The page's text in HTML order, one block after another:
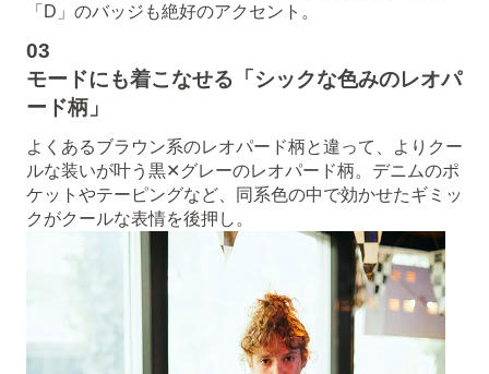
「D」のバッジも絶好のアクセント。
03
モードにも着こなせる「シックな色みのレオパ
ード柄」
よくあるブラウン系のレオパード柄と違って、よりクー
ルな装いが叶う黒✕グレーのレオパード柄。デニムのポ
ケットやテーピングなど、同系色の中で効かせたギミッ
クがクールな表情を後押し。